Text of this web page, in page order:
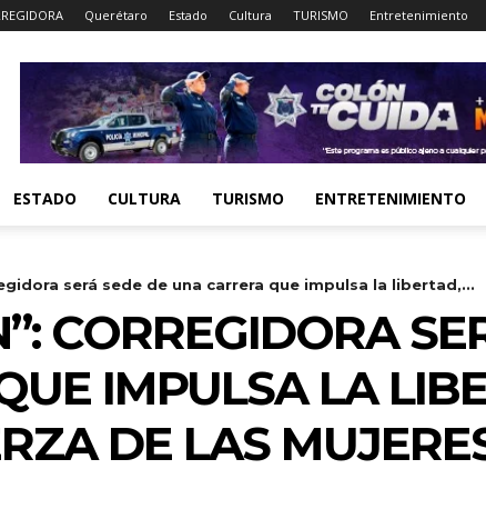
Querétaro Estado Cultura TURISMO Entretenimiento
ESTADO CULTURA TURISMO ENTRETENIMIENTO
será sede de una carrera que impulsa la libertad,...
CORREGIDORA
IMPULSA LA
DE LAS